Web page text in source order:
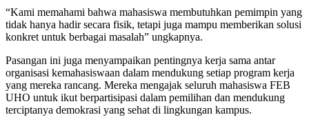
“Kami memahami bahwa mahasiswa membutuhkan pemimpin yang
tidak hanya hadir secara fisik, tetapi juga mampu memberikan solusi
konkret untuk berbagai masalah” ungkapnya.
Pasangan ini juga menyampaikan pentingnya kerja sama antar
organisasi kemahasiswaan dalam mendukung setiap program kerja
yang mereka rancang. Mereka mengajak seluruh mahasiswa FEB
UHO untuk ikut berpartisipasi dalam pemilihan dan mendukung
terciptanya demokrasi yang sehat di lingkungan kampus.